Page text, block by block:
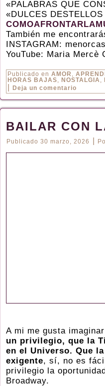
«PALABRAS QUE
«DULCES
También me
INSTAGRAM:
YouTube: Maria Mercè
Publicado en AMOR ,
HORAS BAJAS, NOSTALGIA ,
Deja un comentario
BAILAR CON
Publicado 30 marzo, 2026
A mi me gusta
un privilegio, que la
en el Universo. Que
exigente, sí, no es
privilegio la
Broadway.